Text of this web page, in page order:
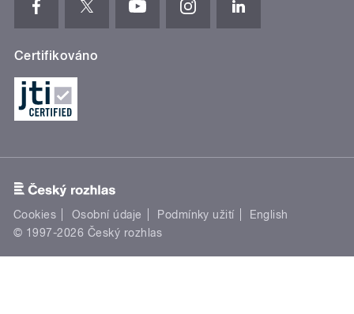
Certifikováno
Cookies Osobní údaje Podmínky užití
English
© 1997-2026 Český rozhlas